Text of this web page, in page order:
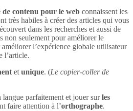
contenu pour le web connaissent les
très habiles à créer des articles qui vous
dans les recherches et aussi de
non seulement pour améliorer le
l’expérience globale utilisateur
l’article.
et unique. (Le copier-coller de
langue parfaitement et jouer surles
faire attention à l’orthographe.